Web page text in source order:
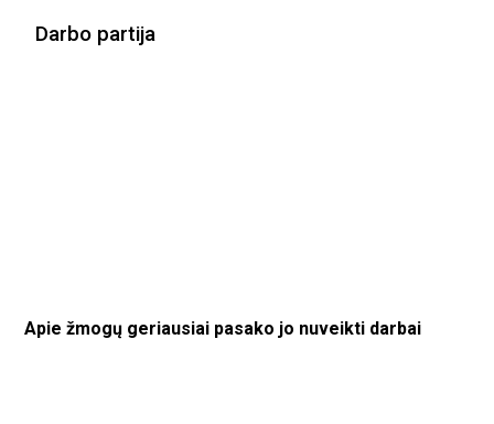
Darbo partija
Apie žmogų geriausiai pasako jo nuveikti darbai